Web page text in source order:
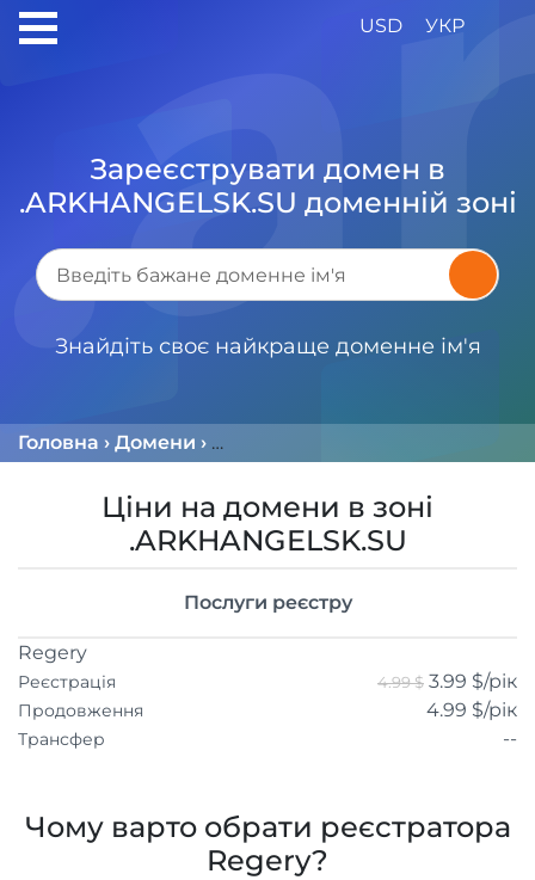
USD УКР
Зареєструвати домен в
.ARKHANGELSK.SU доменній зоні
Знайдіть своє найкраще доменне ім'я
Головна › Домени › Доменна Зона
Ціни на домени в зоні
.ARKHANGELSK.SU
Послуги реєстру
Regery
Реєстрація 4.99 $ 3.99 $/рік
Продовження 4.99 $/рік
Трансфер --
Чому варто обрати реєстратора
Regery?